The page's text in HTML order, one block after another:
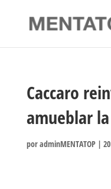
Caccaro
amueblar
poradminMENTATOP|